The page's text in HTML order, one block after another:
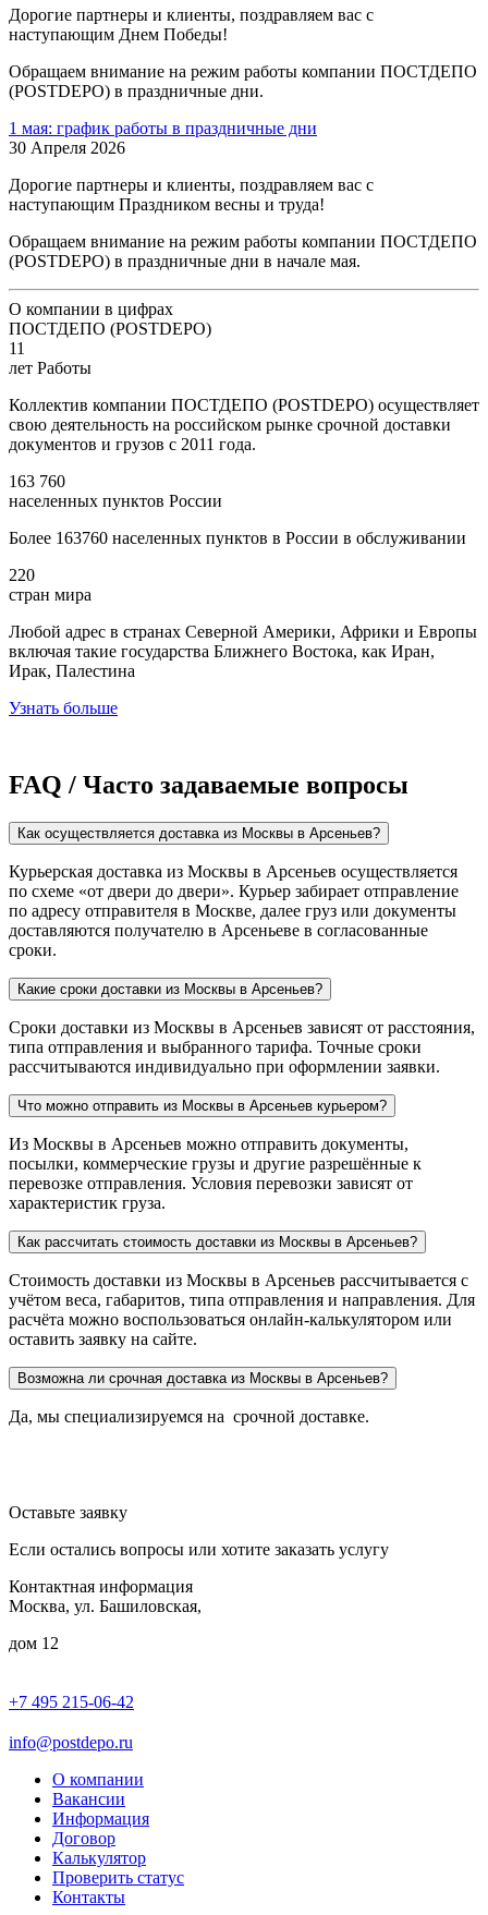
Дорогие партнеры и клиенты, поздравляем вас с
наступающим Днем Победы!
Обращаем внимание на режим работы компании ПОСТДЕПО
(POSTDEPO) в праздничные дни.
1 мая: график работы в праздничные дни
30 Апреля 2026
Дорогие партнеры и клиенты, поздравляем вас с
наступающим Праздником весны и труда!
Обращаем внимание на режим работы компании ПОСТДЕПО
(POSTDEPO) в праздничные дни в начале мая.
О компании в цифрах
ПОСТДЕПО (POSTDEPO)
11
лет Работы
Коллектив компании ПОСТДЕПО (POSTDEPO) осуществляет
свою деятельность на российском рынке срочной доставки
документов и грузов с 2011 года.
163 760
населенных пунктов России
Более 163760 населенных пунктов в России в обслуживании
220
стран мира
Любой адрес в странах Северной Америки, Африки и Европы
включая такие государства Ближнего Востока, как Иран,
Ирак, Палестина
Узнать больше
FAQ / Часто задаваемые вопросы
Как осуществляется доставка из Москвы в Арсеньев?
Курьерская доставка из Москвы в Арсеньев осуществляется
по схеме «от двери до двери». Курьер забирает отправление
по адресу отправителя в Москве, далее груз или документы
доставляются получателю в Арсеньеве в согласованные
сроки.
Какие сроки доставки из Москвы в Арсеньев?
Сроки доставки из Москвы в Арсеньев зависят от расстояния,
типа отправления и выбранного тарифа. Точные сроки
рассчитываются индивидуально при оформлении заявки.
Что можно отправить из Москвы в Арсеньев курьером?
Из Москвы в Арсеньев можно отправить документы,
посылки, коммерческие грузы и другие разрешённые к
перевозке отправления. Условия перевозки зависят от
характеристик груза.
Как рассчитать стоимость доставки из Москвы в Арсеньев?
Стоимость доставки из Москвы в Арсеньев рассчитывается с
учётом веса, габаритов, типа отправления и направления. Для
расчёта можно воспользоваться онлайн-калькулятором или
оставить заявку на сайте.
Возможна ли срочная доставка из Москвы в Арсеньев?
Да, мы специализируемся на срочной доставке.
Оставьте заявку
Если остались вопросы или хотите заказать услугу
Контактная информация
Москва, ул. Башиловская,
дом 12
+7 495 215-06-42
info@postdepo.ru
О компании
Вакансии
Информация
Договор
Калькулятор
Проверить статус
Контакты